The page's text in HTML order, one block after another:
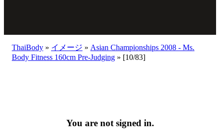
ThaiBody » イメージ » Asian Championships 2008 - Ms.
Body Fitness 160cm Pre-Judging » [10/83]
You are not signed in.